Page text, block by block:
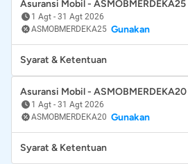
Asuransi Mobil - ASMOBMERDEKA25
1 Agt - 31 Agt 2026
ASMOBMERDEKA25 Gunakan
Syarat & Ketentuan
Asuransi Mobil - ASMOBMERDEKA20
1 Agt - 31 Agt 2026
ASMOBMERDEKA20 Gunakan
Syarat & Ketentuan